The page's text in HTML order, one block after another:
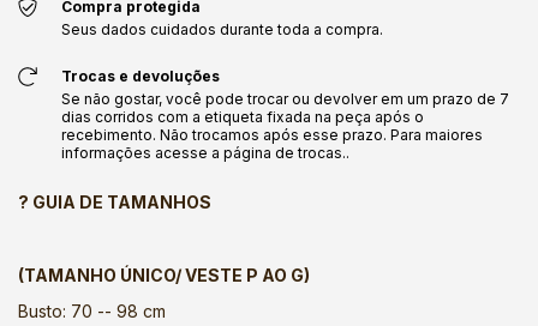
Compra protegida
Seus dados cuidados durante toda a compra.
Trocas e devoluções
Se não gostar, você pode trocar ou devolver em um prazo de 7
dias corridos com a etiqueta fixada na peça após o
recebimento. Não trocamos após esse prazo. Para maiores
informações acesse a página de trocas..
? GUIA DE TAMANHOS
(TAMANHO ÚNICO/ VESTE P AO G)
Busto: 70 -- 98 cm